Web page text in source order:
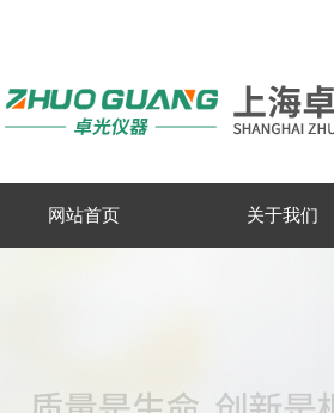
网站首页 关于我们